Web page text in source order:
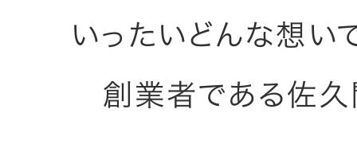
いったいどんな想い
創業者である佐久